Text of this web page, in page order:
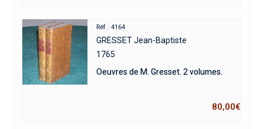
Réf : 4164
GRESSET Jean-Baptiste
1765
Oeuvres de M. Gresset. 2 volumes.
80,00€